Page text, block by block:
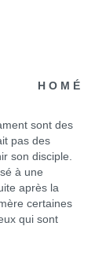
É
sont des
pas des
son disciple.
à une
après la
certaines
qui sont